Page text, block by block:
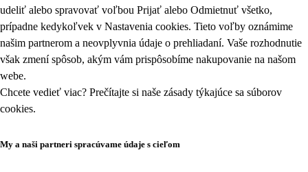
udeliť alebo spravovať voľbou Prijať alebo Odmietnuť všetko,
prípadne kedykoľvek v Nastavenia cookies. Tieto voľby oznámime
našim partnerom a neovplyvnia údaje o prehliadaní. Vaše rozhodnutie
však zmení spôsob, akým vám prispôsobíme nakupovanie na našom
webe.
Chcete vedieť viac? Prečítajte si naše zásady týkajúce sa súborov
cookies.
My a naši partneri spracúvame údaje s cieľom